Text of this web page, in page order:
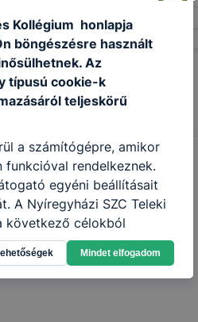
Kollégium honlapja
böngészésre használt
Az
típusú cookie-k
teljeskörű
a számítógépre, amikor
rendelkeznek.
egyéni beállításait
A Nyíregyházi SZC Teleki
következő célokból
használja Ön a
látogatja, vagy
Önnek még jobb
Mindet elfogadom